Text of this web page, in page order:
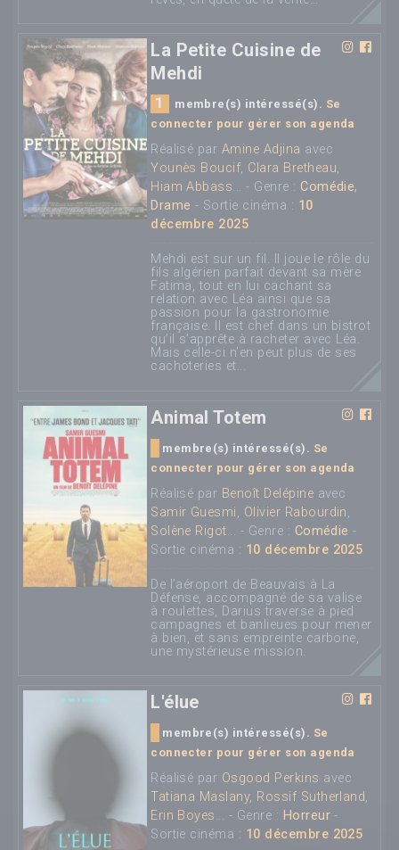
La Petite Cuisine de
Mehdi
1 membre(s) intéressé(s). Se
connecter pour gérer son agenda
Réalisé par Amine Adjina avec
Younès Boucif, Clara Bretheau,
Hiam Abbass... - Genre :Comédie,
Drame - Sortie cinéma : 10
décembre 2025
Mehdi est sur un fil. Il joue le rôle du
fils algérien parfait devant sa mère
Fatima, tout en lui cachant sa
relation avec Léa ainsi que sa
passion pour la gastronomie
française. Il est chef dans un bistrot
qu’il s’apprête à racheter avec Léa.
Mais celle-ci n’en peut plus de ses
cachoteries et...
Animal Totem
membre(s) intéressé(s). Se
connecter pour gérer son agenda
Réalisé par Benoît Delépine avec
Samir Guesmi, Olivier Rabourdin,
Solène Rigot... - Genre : Comédie -
Sortie cinéma : 10 décembre 2025
De l’aéroport de Beauvais à La
Défense, accompagné de sa valise
à roulettes, Darius traverse à pied
campagnes et banlieues pour mener
à bien, et sans empreinte carbone,
une mystérieuse mission.
L'élue
membre(s) intéressé(s). Se
connecter pour gérer son agenda
Réalisé par Osgood Perkins avec
Tatiana Maslany, Rossif Sutherland,
Erin Boyes... - Genre : Horreur -
Sortie cinéma : 10 décembre 2025